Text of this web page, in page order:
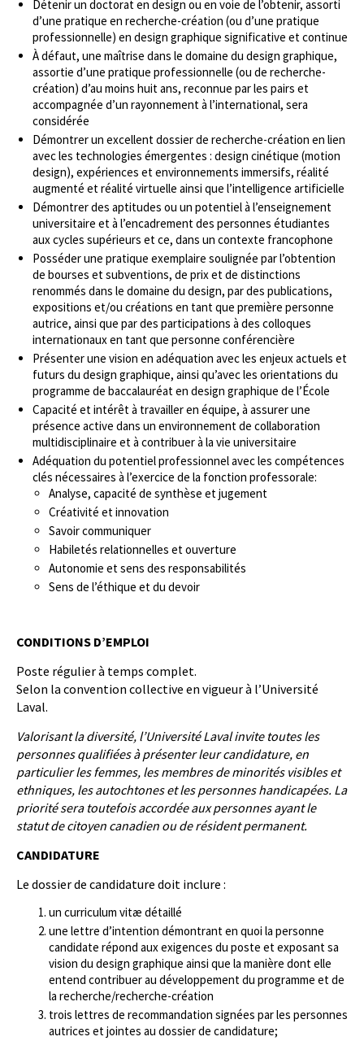
Détenir un doctorat en design ou en voie de l’obtenir, assorti
d’une pratique en recherche-création (ou d’une pratique
professionnelle) en design graphique significative et continue
À défaut, une maîtrise dans le domaine du design graphique,
assortie d’une pratique professionnelle (ou de recherche-
création) d’au moins huit ans, reconnue par les pairs et
accompagnée d’un rayonnement à l’international, sera
considérée
Démontrer un excellent dossier de recherche-création en lien
avec les technologies émergentes : design cinétique (motion
design), expériences et environnements immersifs, réalité
augmenté et réalité virtuelle ainsi que l’intelligence artificielle
Démontrer des aptitudes ou un potentiel à l’enseignement
universitaire et à l’encadrement des personnes étudiantes
aux cycles supérieurs et ce, dans un contexte francophone
Posséder une pratique exemplaire soulignée par l’obtention
de bourses et subventions, de prix et de distinctions
renommés dans le domaine du design, par des publications,
expositions et/ou créations en tant que première personne
autrice, ainsi que par des participations à des colloques
internationaux en tant que personne conférencière
Présenter une vision en adéquation avec les enjeux actuels et
futurs du design graphique, ainsi qu’avec les orientations du
programme de baccalauréat en design graphique de l’École
Capacité et intérêt à travailler en équipe, à assurer une
présence active dans un environnement de collaboration
multidisciplinaire et à contribuer à la vie universitaire
Adéquation du potentiel professionnel avec les compétences
clés nécessaires à l’exercice de la fonction professorale:
Analyse, capacité de synthèse et jugement
Créativité et innovation
Savoir communiquer
Habiletés relationnelles et ouverture
Autonomie et sens des responsabilités
Sens de l’éthique et du devoir
CONDITIONS D’EMPLOI
Poste régulier à temps complet.
Selon la convention collective en vigueur à l’Université
Laval.
Valorisant la diversité, l’Université Laval invite toutes les
personnes qualifiées à présenter leur candidature, en
particulier les femmes, les membres de minorités visibles et
ethniques, les autochtones et les personnes handicapées. La
priorité sera toutefois accordée aux personnes ayant le
statut de citoyen canadien ou de résident permanent.
CANDIDATURE
Le dossier de candidature doit inclure :
un curriculum vitæ détaillé
une lettre d’intention démontrant en quoi la personne
candidate répond aux exigences du poste et exposant sa
vision du design graphique ainsi que la manière dont elle
entend contribuer au développement du programme et de
la recherche/recherche-création
trois lettres de recommandation signées par les personnes
autrices et jointes au dossier de candidature;